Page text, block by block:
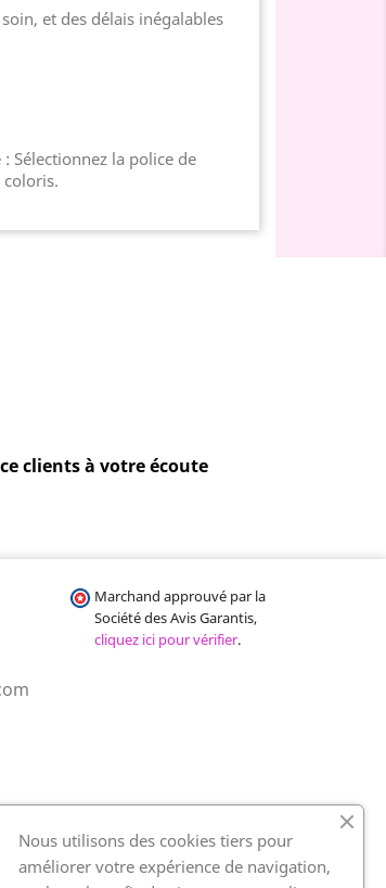
et des délais inégalables
Sélectionnez la police de
coloris.
clients à votre écoute
Marchand approuvé par la
Société des Avis Garantis,
cliquez ici pour vérifier.
Nous utilisons des cookies tiers pour
améliorer votre expérience de navigation,